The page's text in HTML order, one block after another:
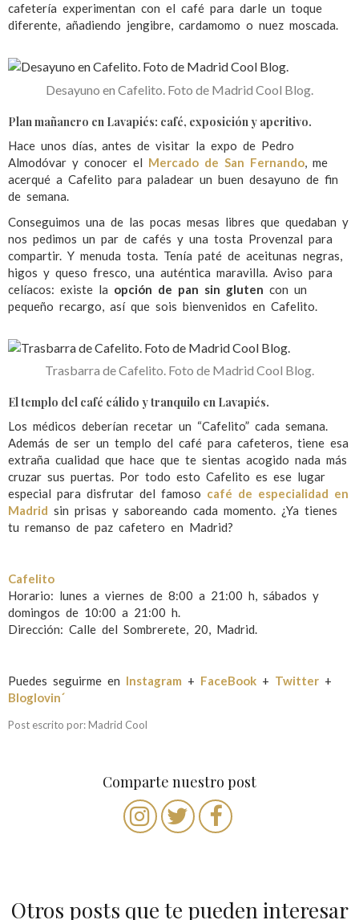
cafetería experimentan con el café para darle un toque
diferente, añadiendo jengibre, cardamomo o nuez moscada.
Desayuno en Cafelito. Foto de Madrid Cool Blog.
Plan mañanero en Lavapiés: café, exposición y aperitivo.
Hace unos días, antes de visitar la expo de Pedro
Almodóvar y conocer el Mercado de San Fernando, me
acerqué a Cafelito para paladear un buen desayuno de fin
de semana.
Conseguimos una de las pocas mesas libres que quedaban y
nos pedimos un par de cafés y una tosta Provenzal para
compartir. Y menuda tosta. Tenía paté de aceitunas negras,
higos y queso fresco, una auténtica maravilla. Aviso para
celíacos: existe la opción de pan sin gluten con un
pequeño recargo, así que sois bienvenidos en Cafelito.
Trasbarra de Cafelito. Foto de Madrid Cool Blog.
El templo del café cálido y tranquilo en Lavapiés.
Los médicos deberían recetar un “Cafelito” cada semana.
Además de ser un templo del café para cafeteros, tiene esa
extraña cualidad que hace que te sientas acogido nada más
cruzar sus puertas. Por todo esto Cafelito es ese lugar
especial para disfrutar del famoso café de especialidad en
Madrid sin prisas y saboreando cada momento. ¿Ya tienes
tu remanso de paz cafetero en Madrid?
Cafelito
Horario: lunes a viernes de 8:00 a 21:00 h, sábados y
domingos de 10:00 a 21:00 h.
Dirección: Calle del Sombrerete, 20, Madrid.
Puedes seguirme en Instagram + FaceBook + Twitter +
Bloglovin´
Post escrito por: Madrid Cool
Comparte nuestro post
Otros posts que te pueden interesar